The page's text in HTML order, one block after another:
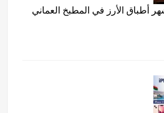
أطباق الأرز في المطبخ العماني